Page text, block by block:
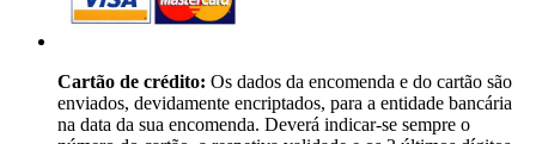
Cartão de crédito: Os dados da encomenda e do cartão são
enviados, devidamente encriptados, para a entidade bancária
na data da sua encomenda. Deverá indicar-se sempre o